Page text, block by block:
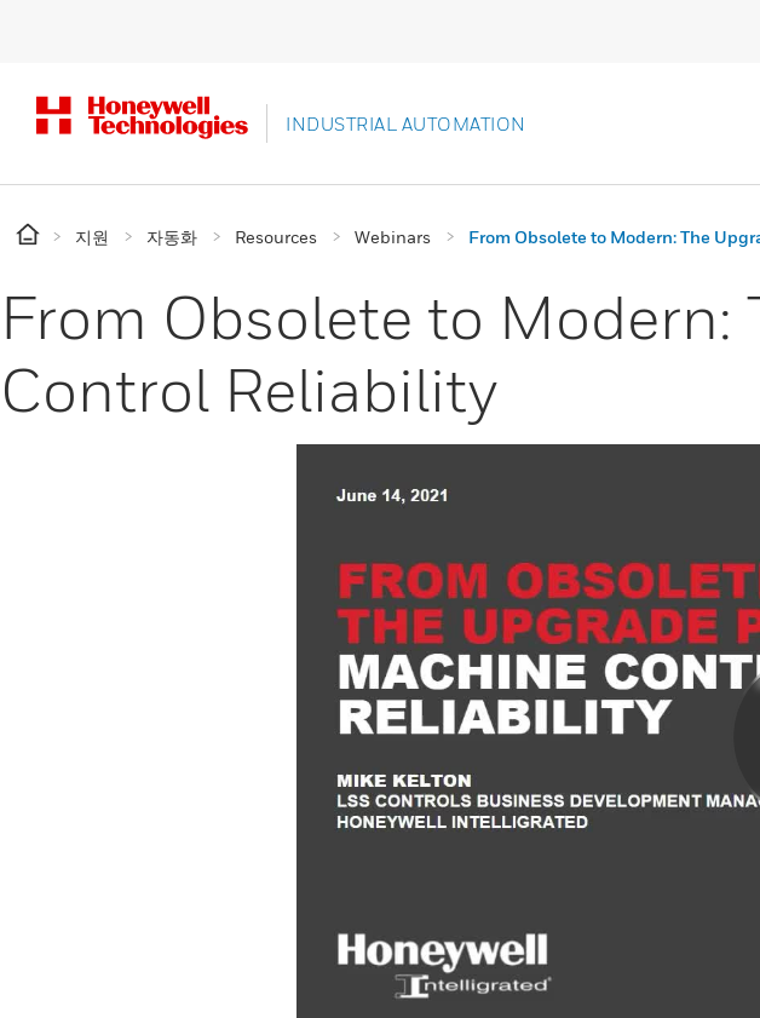
INDUSTRIAL AUTOMATION
지원 자동화 Resources Webinars From Obsolete to Modern: The
From Obsolete to
Control Reliability